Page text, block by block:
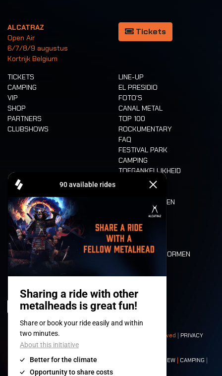
ALCATRAZ
Open Air
6/7/8/9 augustus
Kortrijk Belgium
Tickets
TICKETS
CAMPING
VIP
SHOP
PARTNERS
CLUBSHOWS
LINE-UP
EL PRESIDIO
FOTO'S
CANAL METAL
TOP 100
ROCKUMENTARY
FAQ
FESTIVAL PARK
CAMPING
TOEGANKELIJKHEID
CASHLESS
ETEN EN DRINKEN
MOBILITEIT
LONE WOLVES
PLATTEGROND
DEATH RIDE
WAARDEN EN NORMEN
HISTORIEK
© 2008-2026- Apache Productions VZW – All rights reserved | PRIVACY
POLICY|ALGEMENE VOORWAARDEN
Contact:GENERAL| PARTNERSHIPS CREW | CAMPING |
NEIGHBOURS